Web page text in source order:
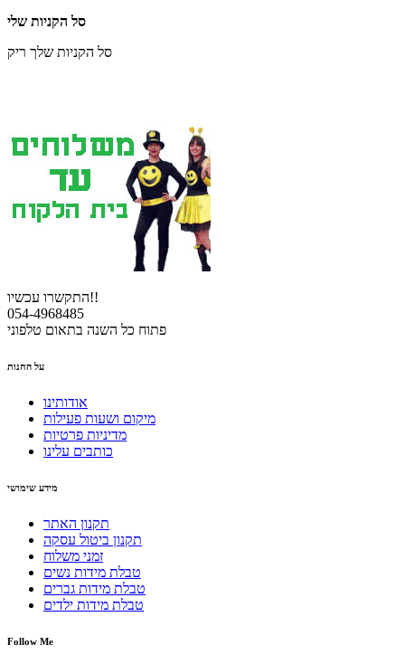
סל הקניות שלי
סל הקניות שלך ריק
התקשרו עכשיו!!
054-4968485
פתוח כל השנה בתאום טלפוני
על החנות
אודותינו
מיקום ושעות פעילות
מדיניות פרטיות
כותבים עלינו
מידע שימושי
תקנון האתר
תקנון ביטול עסקה
זמני משלוח
טבלת מידות נשים
טבלת מידות גברים
טבלת מידות ילדים
Follow Me